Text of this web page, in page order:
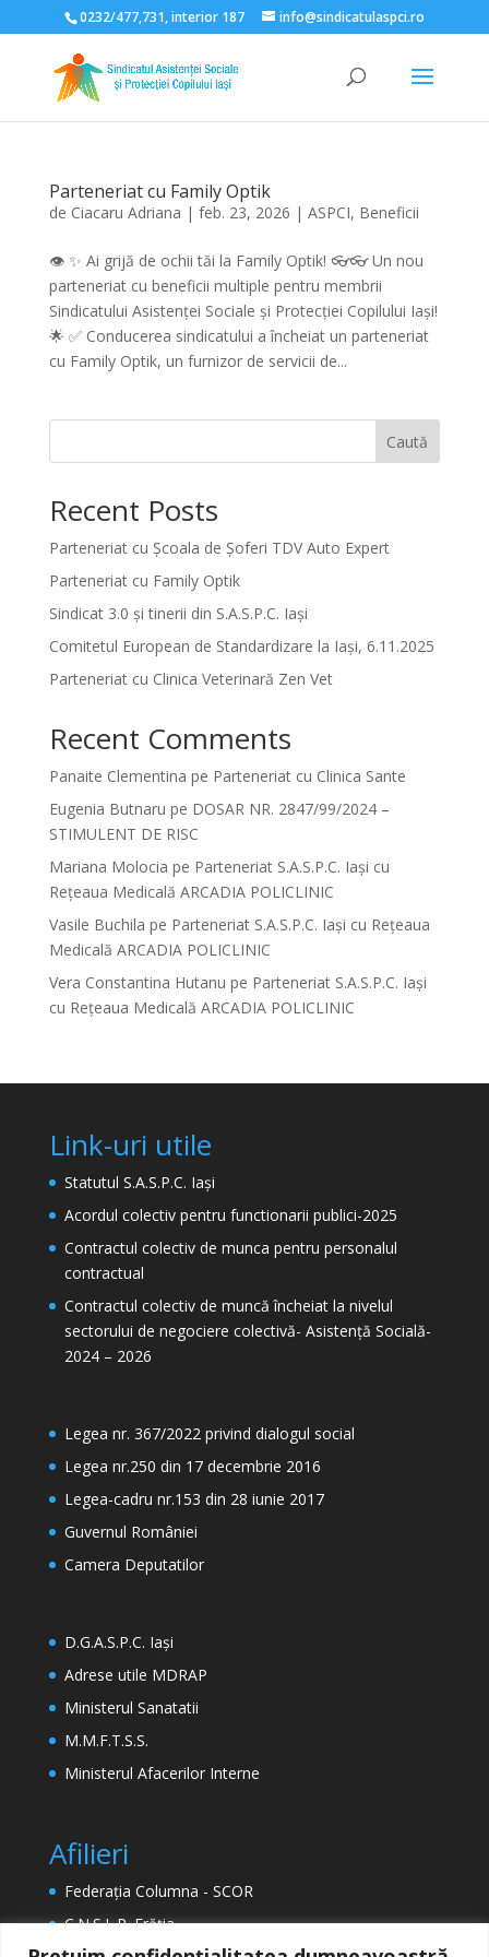
Deschide bara de unelte
0232/477,731, interior 187 info@sindicatulaspci.ro
Parteneriat cu Family Optik
de Ciacaru Adriana | feb. 23, 2026 | ASPCI, Beneficii
👁️ ✨ Ai grijă de ochii tăi la Family Optik! 👓👓 Un nou
parteneriat cu beneficii multiple pentru membrii
Sindicatului Asistenței Sociale și Protecției Copilului Iași!
🌟 ✅ Conducerea sindicatului a încheiat un parteneriat
cu Family Optik, un furnizor de servicii de...
Caută
Recent Posts
Parteneriat cu Școala de Șoferi TDV Auto Expert
Parteneriat cu Family Optik
Sindicat 3.0 și tinerii din S.A.S.P.C. Iași
Comitetul European de Standardizare la Iași, 6.11.2025
Parteneriat cu Clinica Veterinară Zen Vet
Recent Comments
Panaite Clementina pe Parteneriat cu Clinica Sante
Eugenia Butnaru pe DOSAR NR. 2847/99/2024 –
STIMULENT DE RISC
Mariana Molocia pe Parteneriat S.A.S.P.C. Iași cu
Rețeaua Medicală ARCADIA POLICLINIC
Vasile Buchila pe Parteneriat S.A.S.P.C. Iași cu Rețeaua
Medicală ARCADIA POLICLINIC
Vera Constantina Hutanu pe Parteneriat S.A.S.P.C. Iași
cu Rețeaua Medicală ARCADIA POLICLINIC
Link-uri utile
Statutul S.A.S.P.C. Iași
Acordul colectiv pentru functionarii publici-2025
Contractul colectiv de munca pentru personalul
contractual
Contractul colectiv de muncă încheiat la nivelul
sectorului de negociere colectivă- Asistență Socială-
2024 – 2026
Legea nr. 367/2022 privind dialogul social
Legea nr.250 din 17 decembrie 2016
Legea-cadru nr.153 din 28 iunie 2017
Guvernul României
Camera Deputatilor
D.G.A.S.P.C. Iași
Adrese utile MDRAP
Ministerul Sanatatii
M.M.F.T.S.S.
Ministerul Afacerilor Interne
Afilieri
Federația Columna - SCOR
C.N.S.L.R. Frăția